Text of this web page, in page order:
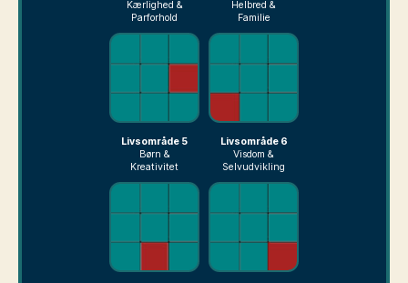
Kærlighed &
Parforhold
Helbred &
Familie
Livsområde 5
Børn &
Kreativitet
Livsområde 6
Visdom &
Selvudvikling